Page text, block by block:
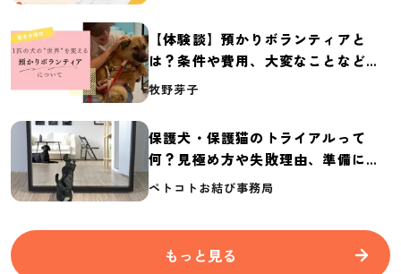
【体験談】預かりボランティアと
は？条件や費用、大変なことなど紹
介
牧野芽子
保護犬・保護猫のトライアルって
何？見極め方や失敗理由、準備に必
要なものを紹介
ペトコトお結び事務局
もっと見る